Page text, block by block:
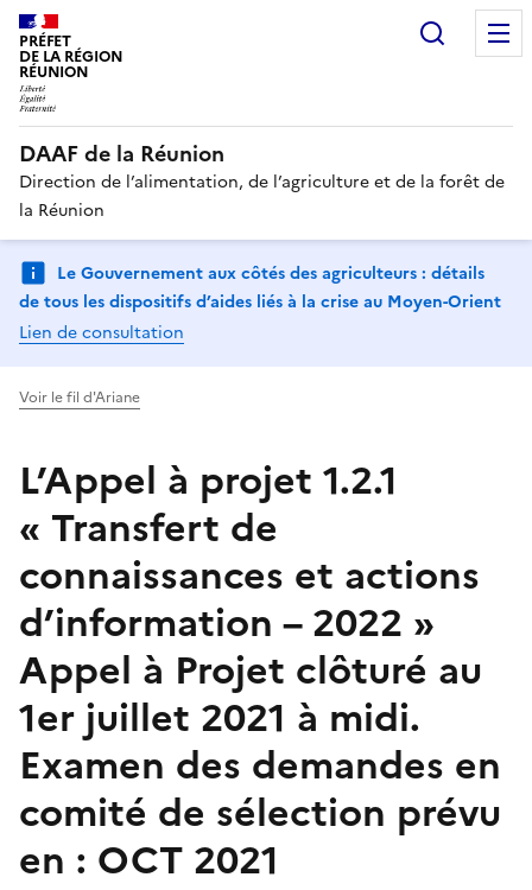
PRÉFET
DE LA RÉGION
RÉUNION
DAAF de la Réunion
Direction de l’alimentation, de l’agriculture et de la forêt de
la Réunion
Le Gouvernement aux côtés des agriculteurs : détails
de tous les dispositifs d’aides liés à la crise au Moyen-Orient
Lien de consultation
Voir le fil d'Ariane
L’Appel à projet 1.2.1
« Transfert de
connaissances et actions
d’information – 2022 »
Appel à Projet clôturé au
1er juillet 2021 à midi.
Examen des demandes en
comité de sélection prévu
en : OCT 2021